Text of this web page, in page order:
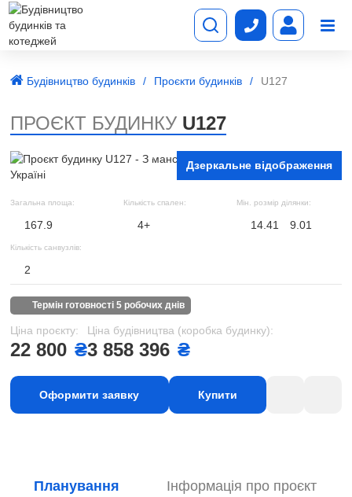
Будівництво будинків Проєкти будинків U127
ПРОЄКТ БУДИНКУ U127
Дзеркальне відображення
Загальна площа:
167.9
Кількість спален:
4+
Мін. розмір ділянки:
14.41 9.01
Кількість санвузлів:
2
термін готовності 5 робочих днів
Ціна проєкту:
22 800 ₴
Ціна будівництва (коробка будинку):
3 858 396 ₴
Оформити заявку Купити
Планування Інформація про проєкт